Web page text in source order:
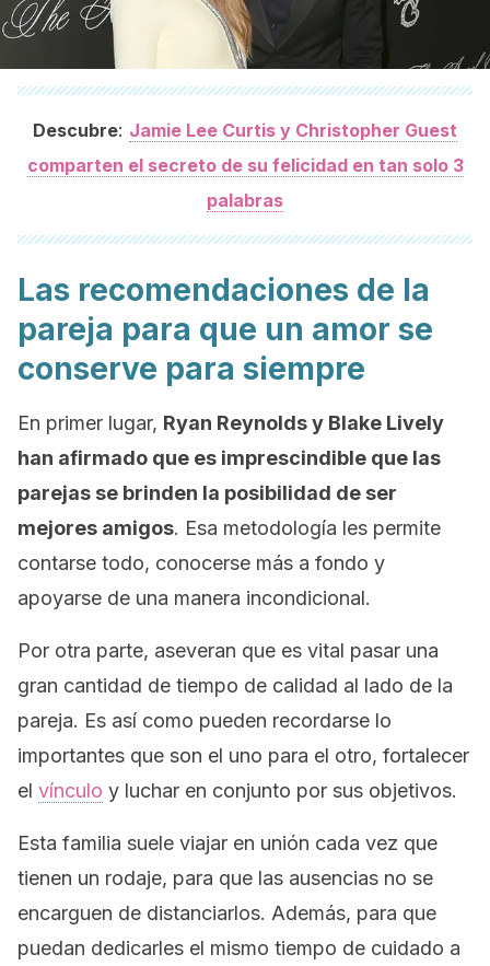
Descubre: Jamie Lee Curtis y Christopher Guest
comparten el secreto de su felicidad en tan solo 3
palabras
Las recomendaciones de la
pareja para que un amor se
conserve para siempre
En primer lugar, Ryan Reynolds y Blake Lively
han afirmado que es imprescindible que las
parejas se brinden la posibilidad de ser
mejores amigos. Esa metodología les permite
contarse todo, conocerse más a fondo y
apoyarse de una manera incondicional.
Por otra parte, aseveran que es vital pasar una
gran cantidad de tiempo de calidad al lado de la
pareja. Es así como pueden recordarse lo
importantes que son el uno para el otro, fortalecer
el vínculo y luchar en conjunto por sus objetivos.
Esta familia suele viajar en unión cada vez que
tienen un rodaje, para que las ausencias no se
encarguen de distanciarlos. Además, para que
puedan dedicarles el mismo tiempo de cuidado a